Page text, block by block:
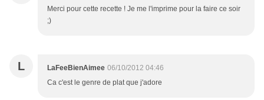
Merci pour cette recette ! Je me l'imprime pour la faire ce soir
;)
L LaFeeBienAimee 06/10/2012 04:46
Ca c'est le genre de plat que j'adore